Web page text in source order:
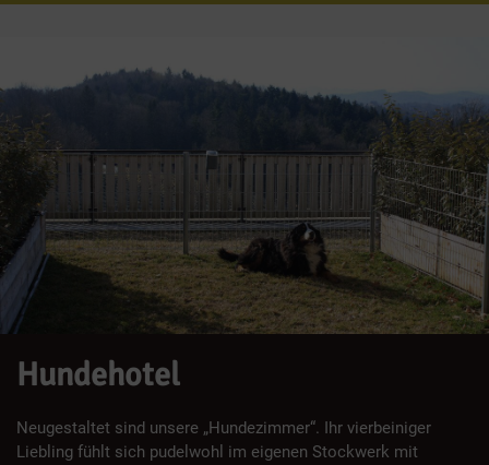
Hundehotel
Neugestaltet sind unsere „Hundezimmer“. Ihr vierbeiniger
Liebling fühlt sich pudelwohl im eigenen Stockwerk mit